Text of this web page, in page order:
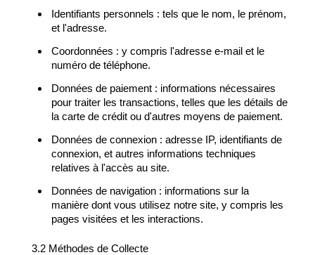
Identifiants personnels : tels que le nom, le prénom,
et l'adresse.
Coordonnées : y compris l'adresse e-mail et le
numéro de téléphone.
Données de paiement : informations nécessaires
pour traiter les transactions, telles que les détails de
la carte de crédit ou d'autres moyens de paiement.
Données de connexion : adresse IP, identifiants de
connexion, et autres informations techniques
relatives à l'accès au site.
Données de navigation : informations sur la
manière dont vous utilisez notre site, y compris les
pages visitées et les interactions.
3.2 Méthodes de Collecte